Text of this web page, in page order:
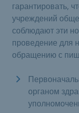
гарантировать,
учреждений
соблюдают эти
проведение для
обращению с
органом